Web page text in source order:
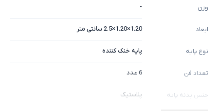
وزن -
ابعاد 1.20×1.20×2.5 سانتی متر
نوع پایه پایه خنک کننده
تعداد فن 6 عدد
جنس بدنه پایه پلاستیک